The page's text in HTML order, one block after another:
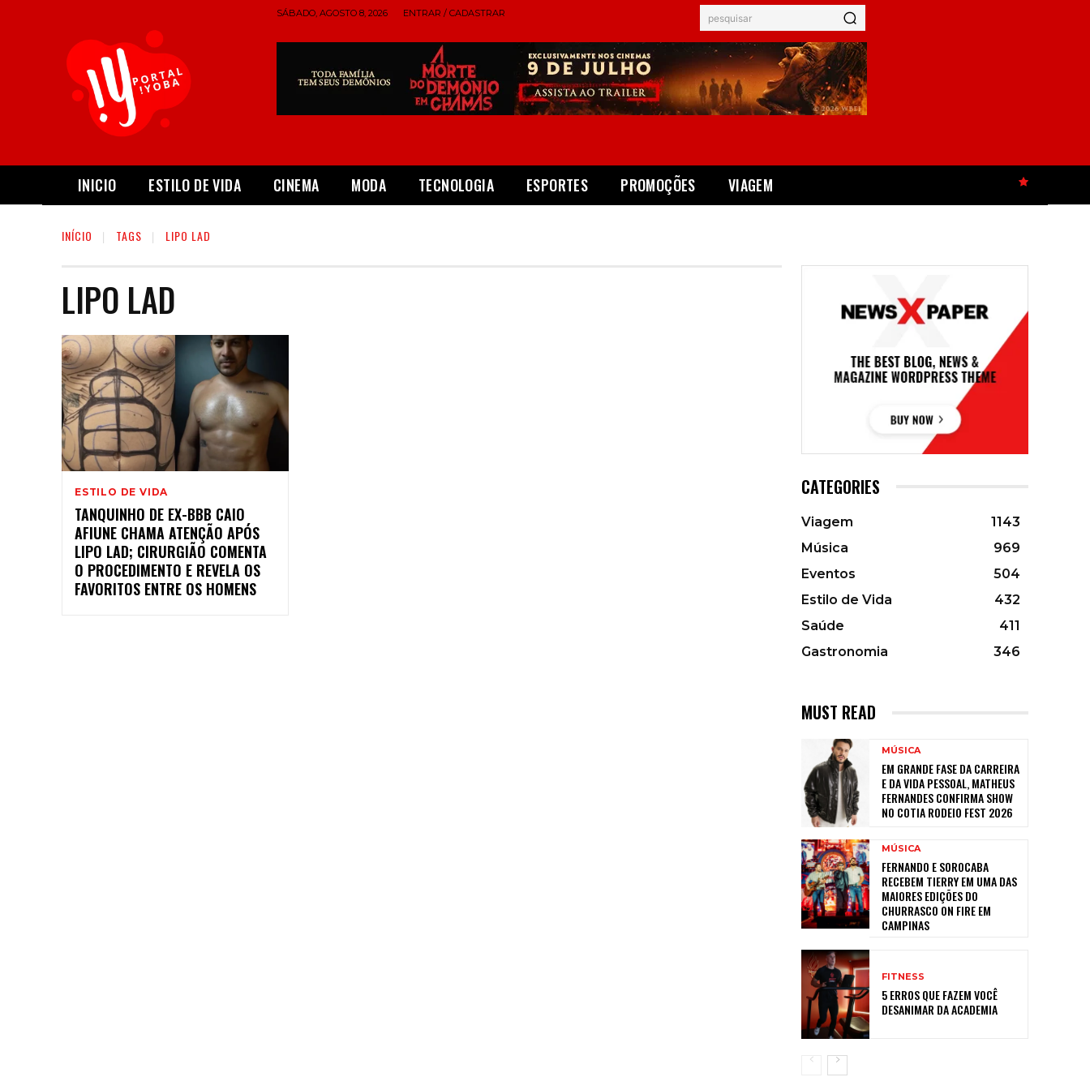
SÁBADO, AGOSTO 8, 2026 ENTRAR / CADASTRAR pesquisar
INICIO ESTILO DE VIDA CINEMA MODA TECNOLOGIA ESPORTES PROMOÇÕES VIAGEM
INÍCIO TAGS LIPO LAD
LIPO LAD
ESTILO DE VIDA
TANQUINHO DE EX-BBB CAIO
AFIUNE CHAMA ATENÇÃO APÓS
LIPO LAD; CIRURGIÃO COMENTA
O PROCEDIMENTO E REVELA OS
FAVORITOS ENTRE OS HOMENS
CATEGORIES
Viagem
1143
Música
969
Eventos
504
Estilo de Vida
432
Saúde
411
Gastronomia
346
MUST READ
MÚSICA
EM GRANDE FASE DA CARREIRA
E DA VIDA PESSOAL, MATHEUS
FERNANDES CONFIRMA SHOW
NO COTIA RODEIO FEST 2026
MÚSICA
FERNANDO E SOROCABA
RECEBEM TIERRY EM UMA DAS
MAIORES EDIÇÕES DO
CHURRASCO ON FIRE EM
CAMPINAS
FITNESS
5 ERROS QUE FAZEM VOCÊ
DESANIMAR DA ACADEMIA